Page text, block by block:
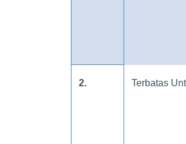
2. Terbatas